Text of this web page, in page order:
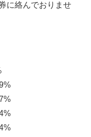
に絡んでおりませ